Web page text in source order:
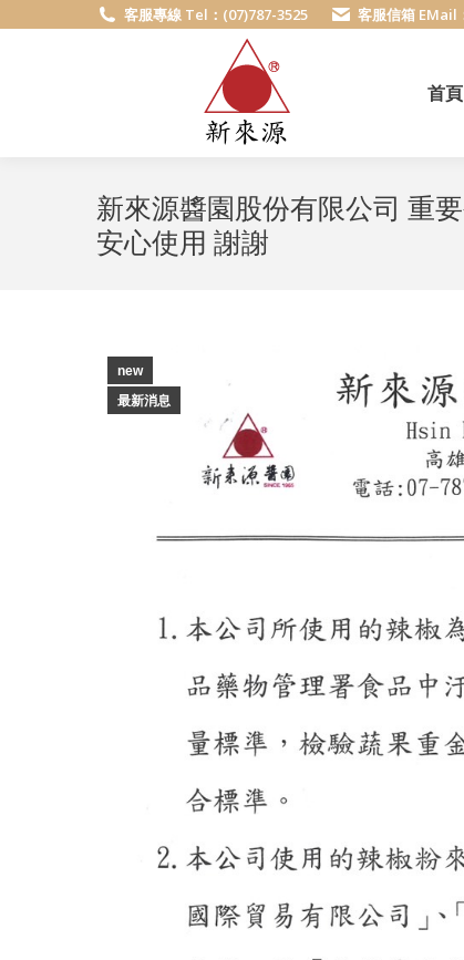
客服專線 Tel：(07)787-3525 客服信箱
首頁
新來源醬園股份有限公司 重
安心使用 謝謝
new
最新消息